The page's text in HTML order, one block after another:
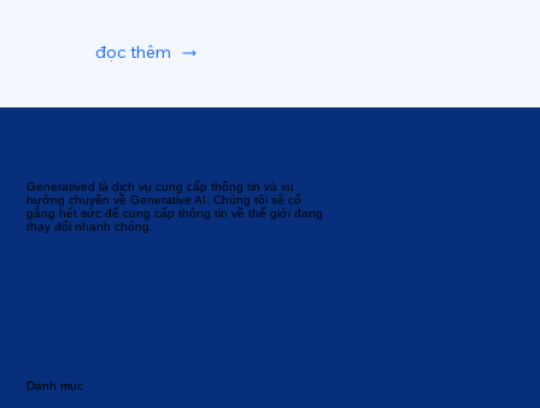
Generatived là dịch vụ cung cấp thông tin và xu
hướng chuyên về Generative AI. Chúng tôi sẽ cố
gắng hết sức để cung cấp thông tin về thế giới đang
thay đổi nhanh chóng.
Danh mục
đọc thêm